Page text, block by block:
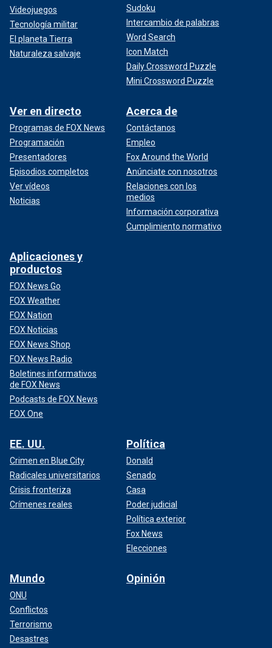
Videojuegos
Tecnología militar
El planeta Tierra
Naturaleza salvaje
Sudoku
Intercambio de palabras
Word Search
Icon Match
Daily Crossword Puzzle
Mini Crossword Puzzle
Ver en directo
Programas de FOX News
Programación
Presentadores
Episodios completos
Ver vídeos
Noticias
Acerca de
Contáctanos
Empleo
Fox Around the World
Anúnciate con nosotros
Relaciones con los
medios
Información corporativa
Cumplimiento normativo
Aplicaciones y
productos
FOX News Go
FOX Weather
FOX Nation
FOX Noticias
FOX News Shop
FOX News Radio
Boletines informativos
de FOX News
Podcasts de FOX News
FOX One
EE. UU.
Crimen en Blue City
Radicales universitarios
Crisis fronteriza
Crímenes reales
Política
Donald
Senado
Casa
Poder judicial
Política exterior
Fox News
Elecciones
Mundo
ONU
Conflictos
Terrorismo
Desastres
Opinión